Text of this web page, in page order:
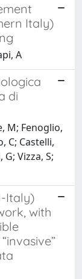
Italy)
A
di
M; Fenoglio,
C; Castelli,
G; Vizza, S;
Italy)
with